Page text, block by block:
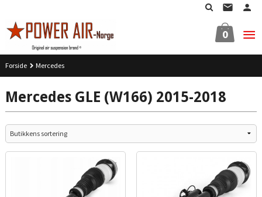
innholdet
0
Forside Mercedes
Mercedes GLE (W166) 2015-2018